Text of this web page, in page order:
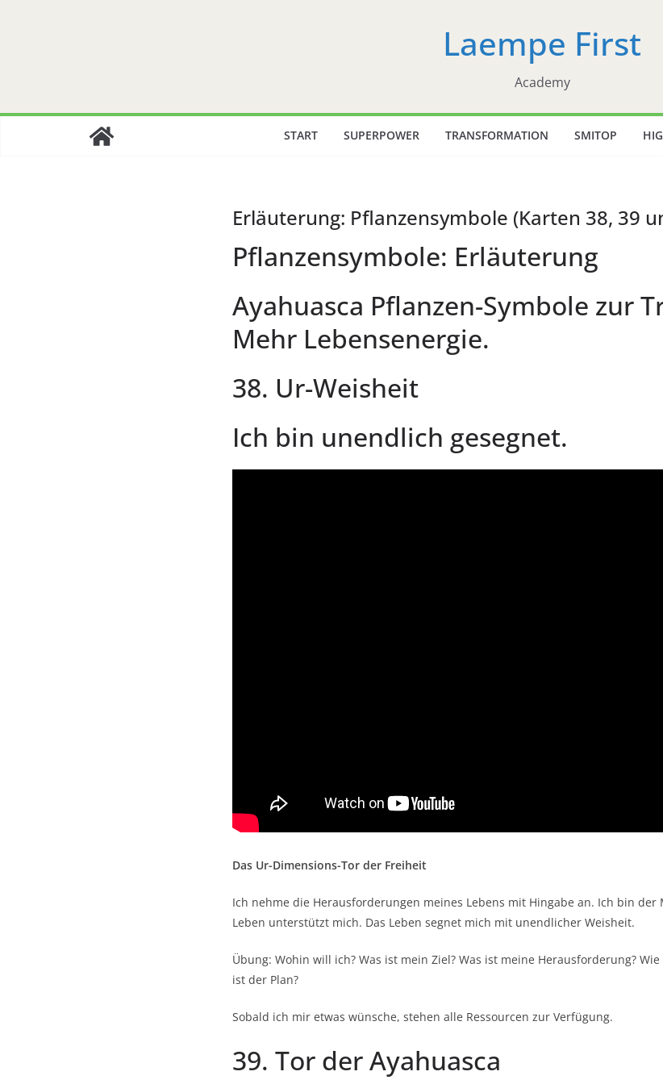
Laempe First
Academy
START SUPERPOWER TRANSFORMATION SMITOP
Erläuterung: Pflanzensymbole (Karten 38, 39
Pflanzensymbole: Erläuterung
Ayahuasca Pflanzen-Symbole zur
Mehr Lebensenergie.
38. Ur-Weisheit
Ich bin unendlich gesegnet.
Das Ur-Dimensions-Tor der Freiheit
Ich nehme die Herausforderungen meines Lebens mit Hingabe an. Ich bin der
Leben unterstützt mich. Das Leben segnet mich mit unendlicher Weisheit.
Übung: Wohin will ich? Was ist mein Ziel? Was ist meine Herausforderung?
ist der Plan?
Sobald ich mir etwas wünsche, stehen alle Ressourcen zur Verfügung.
39. Tor der Ayahuasca